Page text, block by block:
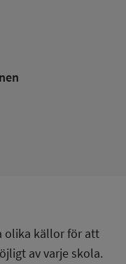
olika källor för att
av varje skola.